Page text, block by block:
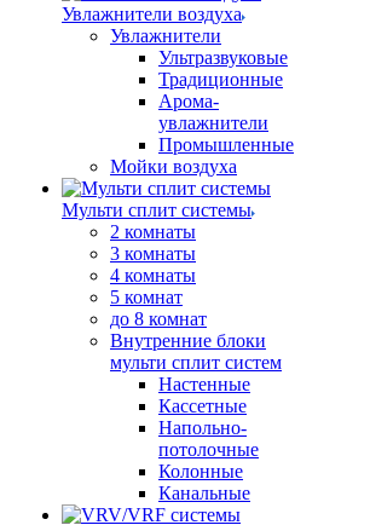
Увлажнители воздуха
Увлажнители
Ультразвуковые
Традиционные
Арома-
увлажнители
Промышленные
Мойки воздуха
Мульти сплит системы
2 комнаты
3 комнаты
4 комнаты
5 комнат
до 8 комнат
Внутренние блоки
мульти сплит систем
Настенные
Кассетные
Напольно-
потолочные
Колонные
Канальные